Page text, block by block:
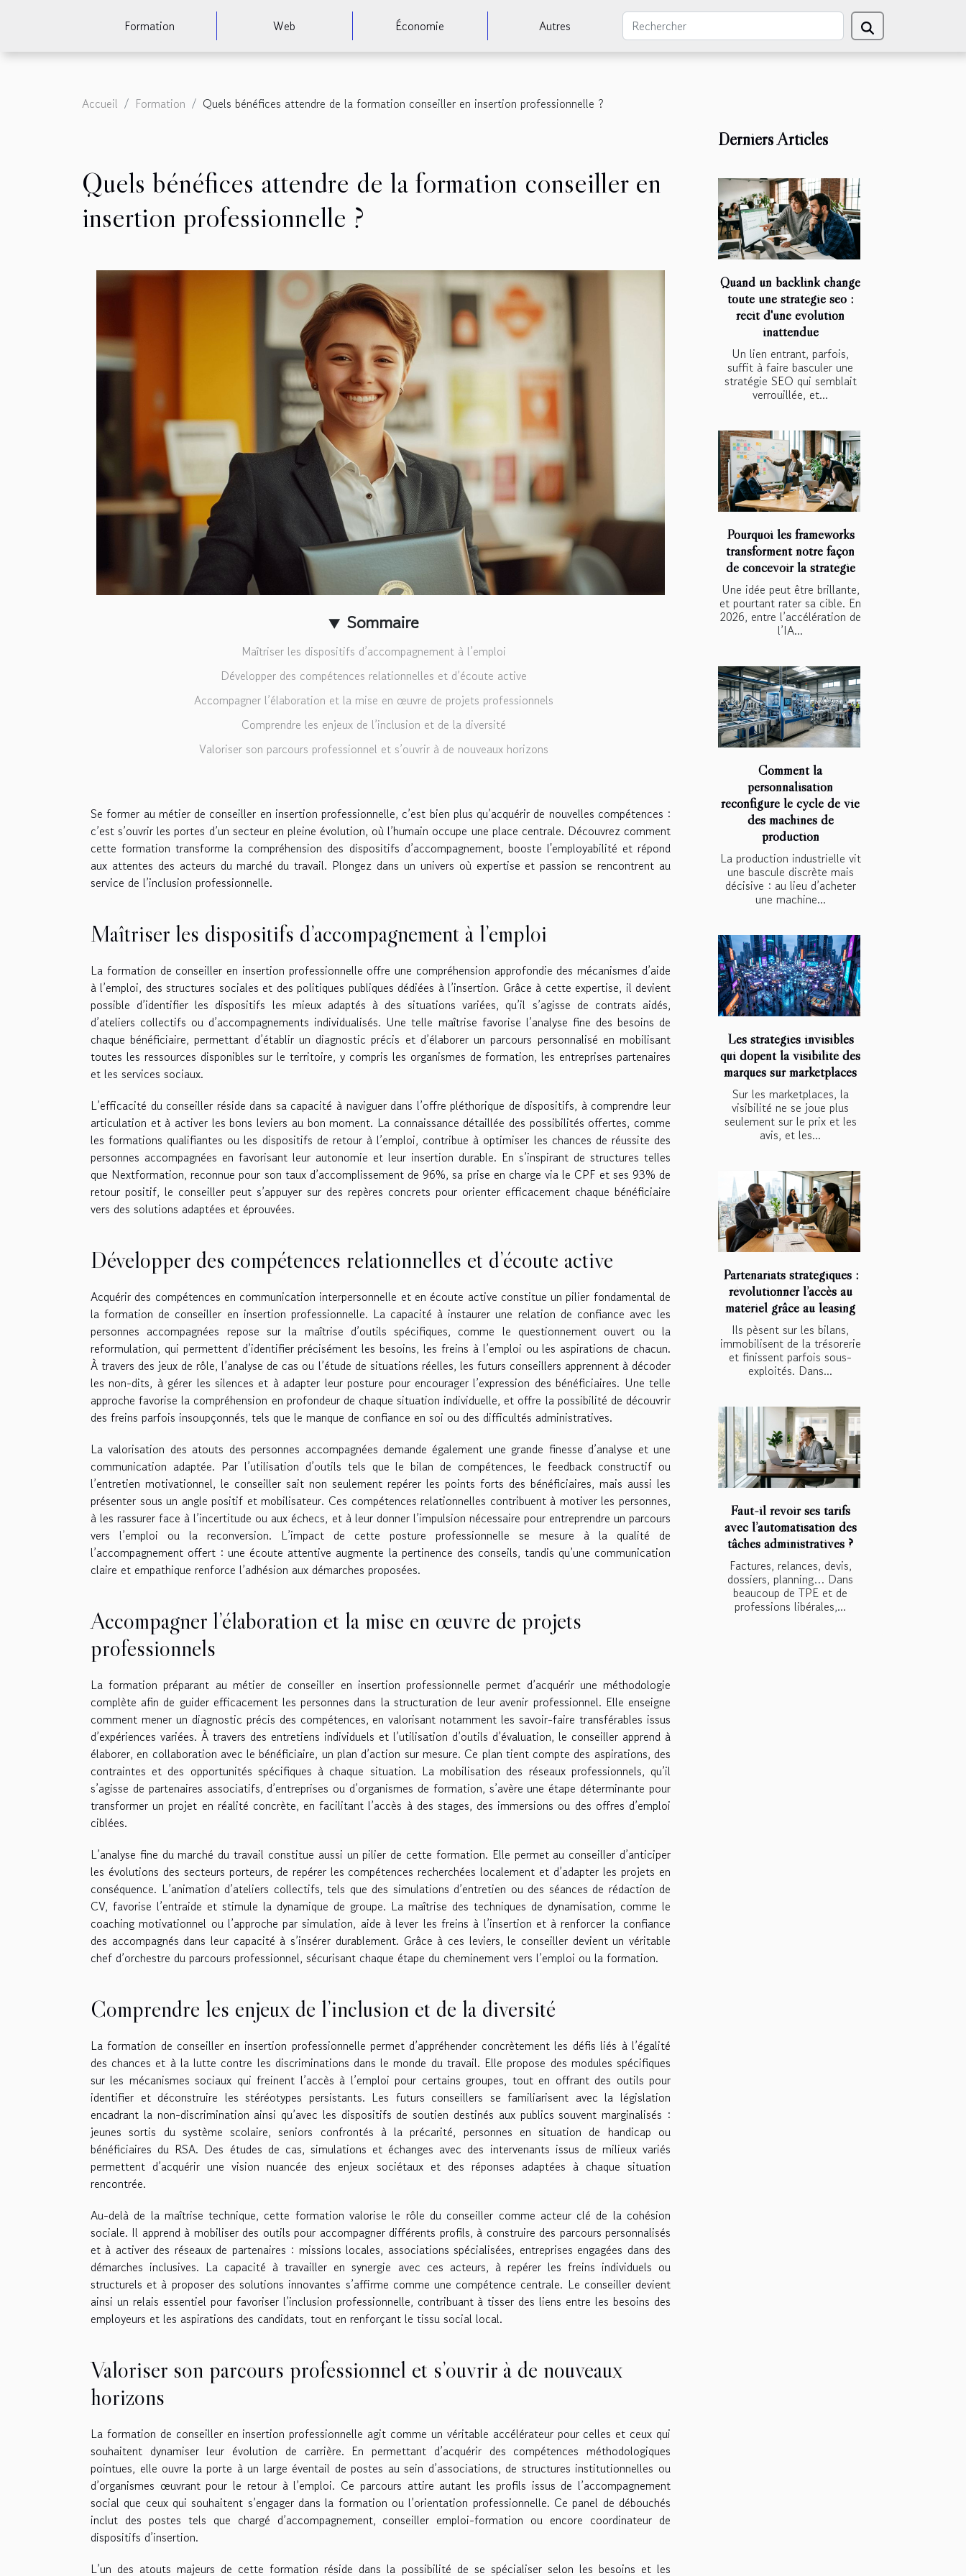
Formation Web Économie Autres
Accueil Formation Quels bénéfices attendre de la formation conseiller en insertion professionnelle ?
Quels bénéfices attendre de la formation conseiller en
insertion professionnelle ?
Sommaire
Maîtriser les dispositifs d’accompagnement à l’emploi
Développer des compétences relationnelles et d’écoute active
Accompagner l’élaboration et la mise en œuvre de projets professionnels
Comprendre les enjeux de l’inclusion et de la diversité
Valoriser son parcours professionnel et s’ouvrir à de nouveaux horizons
Se former au métier de conseiller en insertion professionnelle, c’est bien plus qu’acquérir de nouvelles compétences :
c’est s’ouvrir les portes d’un secteur en pleine évolution, où l’humain occupe une place centrale. Découvrez comment
cette formation transforme la compréhension des dispositifs d’accompagnement, booste l'employabilité et répond
aux attentes des acteurs du marché du travail. Plongez dans un univers où expertise et passion se rencontrent au
service de l’inclusion professionnelle.
Maîtriser les dispositifs d’accompagnement à l’emploi
La formation de conseiller en insertion professionnelle offre une compréhension approfondie des mécanismes d’aide
à l’emploi, des structures sociales et des politiques publiques dédiées à l’insertion. Grâce à cette expertise, il devient
possible d’identifier les dispositifs les mieux adaptés à des situations variées, qu’il s’agisse de contrats aidés,
d’ateliers collectifs ou d’accompagnements individualisés. Une telle maîtrise favorise l’analyse fine des besoins de
chaque bénéficiaire, permettant d’établir un diagnostic précis et d’élaborer un parcours personnalisé en mobilisant
toutes les ressources disponibles sur le territoire, y compris les organismes de formation, les entreprises partenaires
et les services sociaux.
L’efficacité du conseiller réside dans sa capacité à naviguer dans l’offre pléthorique de dispositifs, à comprendre leur
articulation et à activer les bons leviers au bon moment. La connaissance détaillée des possibilités offertes, comme
les formations qualifiantes ou les dispositifs de retour à l’emploi, contribue à optimiser les chances de réussite des
personnes accompagnées en favorisant leur autonomie et leur insertion durable. En s’inspirant de structures telles
que Nextformation, reconnue pour son taux d’accomplissement de 96%, sa prise en charge via le CPF et ses 93% de
retour positif, le conseiller peut s’appuyer sur des repères concrets pour orienter efficacement chaque bénéficiaire
vers des solutions adaptées et éprouvées.
Développer des compétences relationnelles et d’écoute active
Acquérir des compétences en communication interpersonnelle et en écoute active constitue un pilier fondamental de
la formation de conseiller en insertion professionnelle. La capacité à instaurer une relation de confiance avec les
personnes accompagnées repose sur la maîtrise d’outils spécifiques, comme le questionnement ouvert ou la
reformulation, qui permettent d’identifier précisément les besoins, les freins à l’emploi ou les aspirations de chacun.
À travers des jeux de rôle, l’analyse de cas ou l’étude de situations réelles, les futurs conseillers apprennent à décoder
les non-dits, à gérer les silences et à adapter leur posture pour encourager l’expression des bénéficiaires. Une telle
approche favorise la compréhension en profondeur de chaque situation individuelle, et offre la possibilité de découvrir
des freins parfois insoupçonnés, tels que le manque de confiance en soi ou des difficultés administratives.
La valorisation des atouts des personnes accompagnées demande également une grande finesse d’analyse et une
communication adaptée. Par l’utilisation d’outils tels que le bilan de compétences, le feedback constructif ou
l’entretien motivationnel, le conseiller sait non seulement repérer les points forts des bénéficiaires, mais aussi les
présenter sous un angle positif et mobilisateur. Ces compétences relationnelles contribuent à motiver les personnes,
à les rassurer face à l’incertitude ou aux échecs, et à leur donner l’impulsion nécessaire pour entreprendre un parcours
vers l’emploi ou la reconversion. L’impact de cette posture professionnelle se mesure à la qualité de
l’accompagnement offert : une écoute attentive augmente la pertinence des conseils, tandis qu’une communication
claire et empathique renforce l’adhésion aux démarches proposées.
Accompagner l’élaboration et la mise en œuvre de projets
professionnels
La formation préparant au métier de conseiller en insertion professionnelle permet d’acquérir une méthodologie
complète afin de guider efficacement les personnes dans la structuration de leur avenir professionnel. Elle enseigne
comment mener un diagnostic précis des compétences, en valorisant notamment les savoir-faire transférables issus
d’expériences variées. À travers des entretiens individuels et l’utilisation d’outils d’évaluation, le conseiller apprend à
élaborer, en collaboration avec le bénéficiaire, un plan d’action sur mesure. Ce plan tient compte des aspirations, des
contraintes et des opportunités spécifiques à chaque situation. La mobilisation des réseaux professionnels, qu’il
s’agisse de partenaires associatifs, d’entreprises ou d’organismes de formation, s’avère une étape déterminante pour
transformer un projet en réalité concrète, en facilitant l’accès à des stages, des immersions ou des offres d’emploi
ciblées.
L’analyse fine du marché du travail constitue aussi un pilier de cette formation. Elle permet au conseiller d’anticiper
les évolutions des secteurs porteurs, de repérer les compétences recherchées localement et d’adapter les projets en
conséquence. L’animation d’ateliers collectifs, tels que des simulations d’entretien ou des séances de rédaction de
CV, favorise l’entraide et stimule la dynamique de groupe. La maîtrise des techniques de dynamisation, comme le
coaching motivationnel ou l’approche par simulation, aide à lever les freins à l’insertion et à renforcer la confiance
des accompagnés dans leur capacité à s’insérer durablement. Grâce à ces leviers, le conseiller devient un véritable
chef d’orchestre du parcours professionnel, sécurisant chaque étape du cheminement vers l’emploi ou la formation.
Comprendre les enjeux de l’inclusion et de la diversité
La formation de conseiller en insertion professionnelle permet d’appréhender concrètement les défis liés à l’égalité
des chances et à la lutte contre les discriminations dans le monde du travail. Elle propose des modules spécifiques
sur les mécanismes sociaux qui freinent l’accès à l’emploi pour certains groupes, tout en offrant des outils pour
identifier et déconstruire les stéréotypes persistants. Les futurs conseillers se familiarisent avec la législation
encadrant la non-discrimination ainsi qu’avec les dispositifs de soutien destinés aux publics souvent marginalisés :
jeunes sortis du système scolaire, seniors confrontés à la précarité, personnes en situation de handicap ou
bénéficiaires du RSA. Des études de cas, simulations et échanges avec des intervenants issus de milieux variés
permettent d’acquérir une vision nuancée des enjeux sociétaux et des réponses adaptées à chaque situation
rencontrée.
Au-delà de la maîtrise technique, cette formation valorise le rôle du conseiller comme acteur clé de la cohésion
sociale. Il apprend à mobiliser des outils pour accompagner différents profils, à construire des parcours personnalisés
et à activer des réseaux de partenaires : missions locales, associations spécialisées, entreprises engagées dans des
démarches inclusives. La capacité à travailler en synergie avec ces acteurs, à repérer les freins individuels ou
structurels et à proposer des solutions innovantes s’affirme comme une compétence centrale. Le conseiller devient
ainsi un relais essentiel pour favoriser l’inclusion professionnelle, contribuant à tisser des liens entre les besoins des
employeurs et les aspirations des candidats, tout en renforçant le tissu social local.
Valoriser son parcours professionnel et s’ouvrir à de nouveaux
horizons
La formation de conseiller en insertion professionnelle agit comme un véritable accélérateur pour celles et ceux qui
souhaitent dynamiser leur évolution de carrière. En permettant d’acquérir des compétences méthodologiques
pointues, elle ouvre la porte à un large éventail de postes au sein d’associations, de structures institutionnelles ou
d’organismes œuvrant pour le retour à l’emploi. Ce parcours attire autant les profils issus de l’accompagnement
social que ceux qui souhaitent s’engager dans la formation ou l’orientation professionnelle. Ce panel de débouchés
inclut des postes tels que chargé d’accompagnement, conseiller emploi-formation ou encore coordinateur de
dispositifs d’insertion.
L’un des atouts majeurs de cette formation réside dans la possibilité de se spécialiser selon les besoins et les
Derniers Articles
Quand un backlink change
toute une stratégie seo :
récit d'une évolution
inattendue
Un lien entrant, parfois,
suffit à faire basculer une
stratégie SEO qui semblait
verrouillée, et...
Pourquoi les frameworks
transforment notre façon
de concevoir la stratégie
Une idée peut être brillante,
et pourtant rater sa cible. En
2026, entre l’accélération de
l’IA...
Comment la
personnalisation
reconfigure le cycle de vie
des machines de
production
La production industrielle vit
une bascule discrète mais
décisive : au lieu d’acheter
une machine...
Les stratégies invisibles
qui dopent la visibilité des
marques sur marketplaces
Sur les marketplaces, la
visibilité ne se joue plus
seulement sur le prix et les
avis, et les...
Partenariats stratégiques :
révolutionner l’accès au
matériel grâce au leasing
Ils pèsent sur les bilans,
immobilisent de la trésorerie
et finissent parfois sous-
exploités. Dans...
Faut-il revoir ses tarifs
avec l’automatisation des
tâches administratives ?
Factures, relances, devis,
dossiers, planning… Dans
beaucoup de TPE et de
professions libérales,...